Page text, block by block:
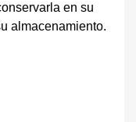
en su
almacenamiento.